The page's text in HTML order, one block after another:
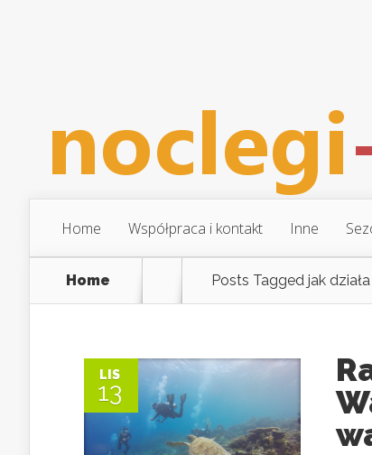
Home Współpraca i kontakt Inne
Home Posts Tagged jak
LIS
13